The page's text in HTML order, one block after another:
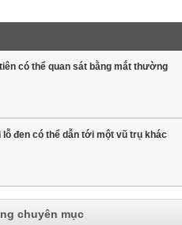
có thể quan sát bằng mắt thường
lỗ đen có thể dẫn tới một vũ trụ khác
chuyên mục